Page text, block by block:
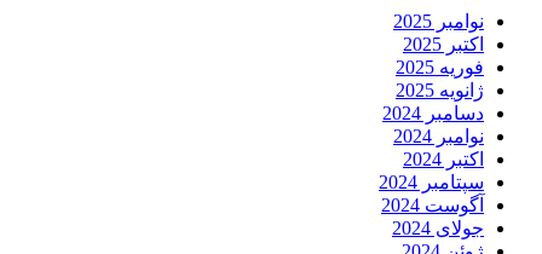
نوامبر 2025
اکتبر 2025
فوریه 2025
ژانویه 2025
دسامبر 2024
نوامبر 2024
اکتبر 2024
سپتامبر 2024
آگوست 2024
جولای 2024